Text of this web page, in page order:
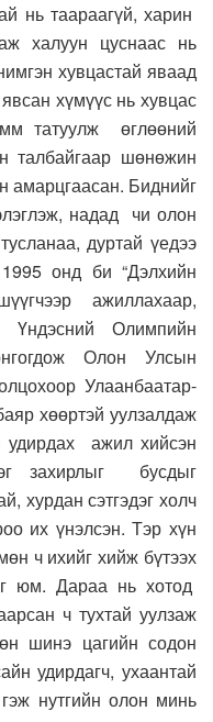
нь таараагүй, харин
халуун цуснаас нь
хувцастай яваад
хүмүүс нь хувцас
татуулж өглөөний
талбайгаар шөнөжин
амарцгаасан. Биднийг
надад чи олон
дуртай үедээ
онд би “Дэлхийн
ажиллахаар,
Үндэсний Олимпийн
Олон Улсын
Улаанбаатар-
хөөртэй уулзалдаж
ажил хийсэн
захирлыг бусдыг
хурдан сэтгэдэг холч
их үнэлсэн. Тэр хүн
ч ихийг хийж бүтээх
юм. Дараа нь хотод
ч тухтай уулзаж
шинэ цагийн содон
удирдагч, ухаантай
нутгийн олон минь